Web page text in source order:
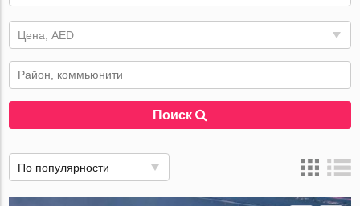
Цена, AED
Поиск
По популярности